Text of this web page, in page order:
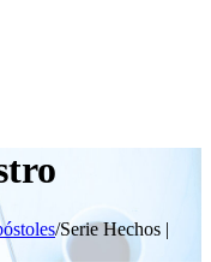
/Serie Hechos |